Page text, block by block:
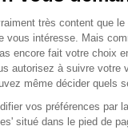
du jour... Émission